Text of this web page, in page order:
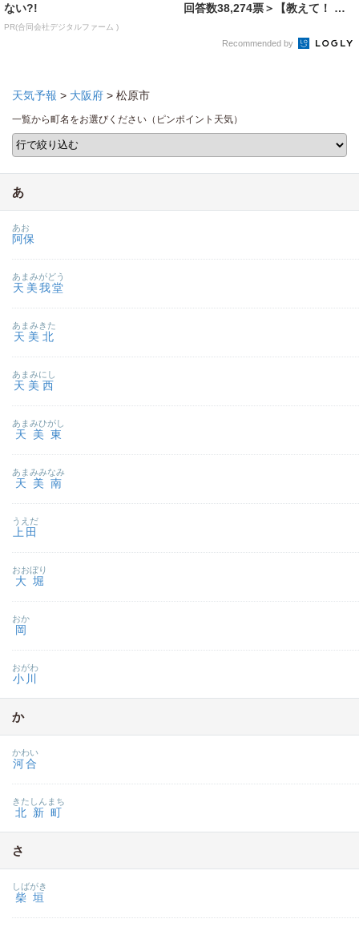
ない?!
PR(合同会社デジタルファーム )
回答数38,274票＞【教えて！ み
Recommended by
天気予報 > 大阪府 > 松原市
一覧から町名をお選びください（ピンポイント天気）
あ
阿保
あお
天美我堂
あまみがどう
天美北
あまみきた
天美西
あまみにし
天美東
あまみひがし
天美南
あまみみなみ
上田
うえだ
大堀
おおぼり
岡
おか
小川
おがわ
か
河合
かわい
北新町
きたしんまち
さ
柴垣
しばがき